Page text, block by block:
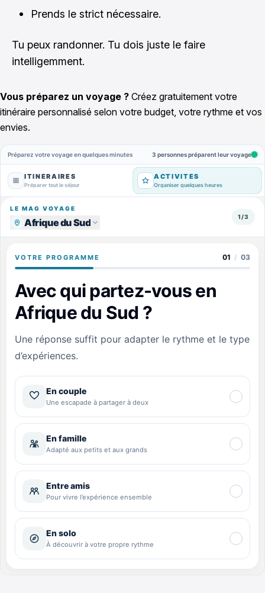
Prends le strict nécessaire.
Tu peux randonner. Tu dois juste le faire
intelligemment.
Vous préparez un voyage ? Créez gratuitement votre
itinéraire personnalisé selon votre budget, votre rythme et vos
envies.